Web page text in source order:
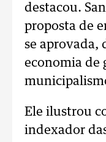
destacou.
proposta de
se aprovada,
economia de
Ele ilustrou
indexador